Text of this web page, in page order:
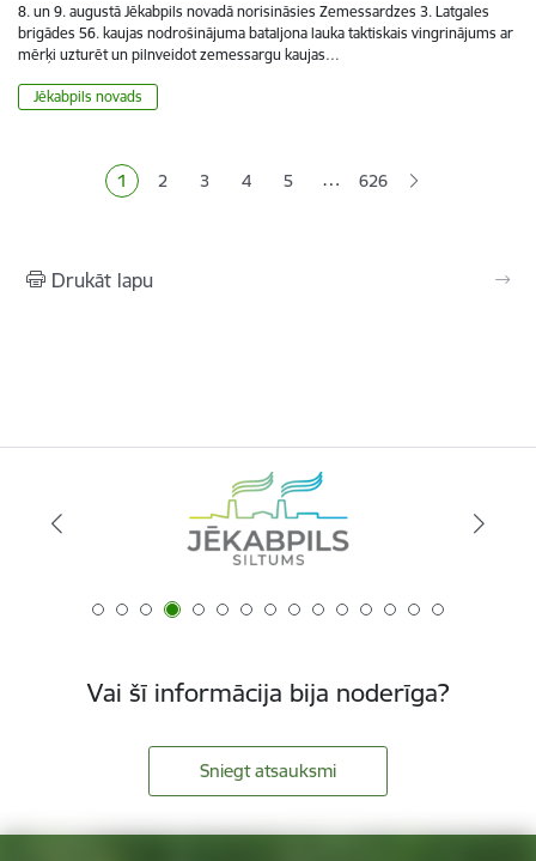
8. un 9. augustā Jēkabpils novadā norisināsies Zemessardzes 3. Latgales
brigādes 56. kaujas nodrošinājuma bataljona lauka taktiskais vingrinājums ar
mērķi uzturēt un pilnveidot zemessargu kaujas…
Jēkabpils novads
Pašreizējā lapa
1 Lapa
2 Lapa
3 Lapa
4 Lapa
5 … 626
Drukāt lapu
Vai šī informācija bija noderīga?
Sniegt atsauksmi